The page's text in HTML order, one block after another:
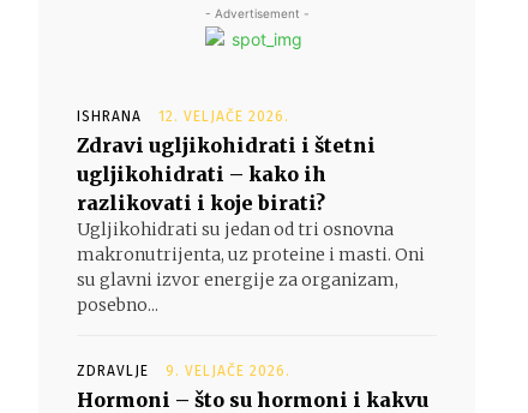
- Advertisement -
ISHRANA 12. VELJAČE 2026.
Zdravi ugljikohidrati i štetni
ugljikohidrati – kako ih
razlikovati i koje birati?
Ugljikohidrati su jedan od tri osnovna
makronutrijenta, uz proteine i masti. Oni
su glavni izvor energije za organizam,
posebno...
ZDRAVLJE 9. VELJAČE 2026.
Hormoni – što su hormoni i kakvu